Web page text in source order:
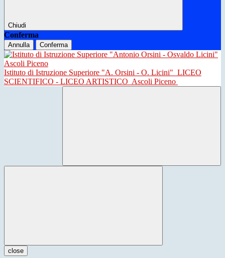
Chiudi
Conferma
Annulla Conferma
Istituto di Istruzione Superiore "A. Orsini - O. Licini" LICEO
SCIENTIFICO - LICEO ARTISTICO Ascoli Piceno
close